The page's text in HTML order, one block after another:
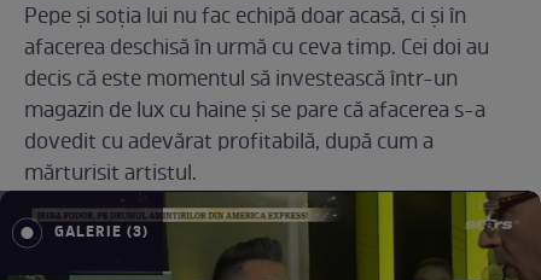
Pepe și soția lui nu fac echipă doar acasă, ci și în
afacerea deschisă în urmă cu ceva timp. Cei doi au
decis că este momentul să investească într-un
magazin de lux cu haine și se pare că afacerea s-a
dovedit cu adevărat profitabilă, după cum a
mărturisit artistul.
GALERIE (3)